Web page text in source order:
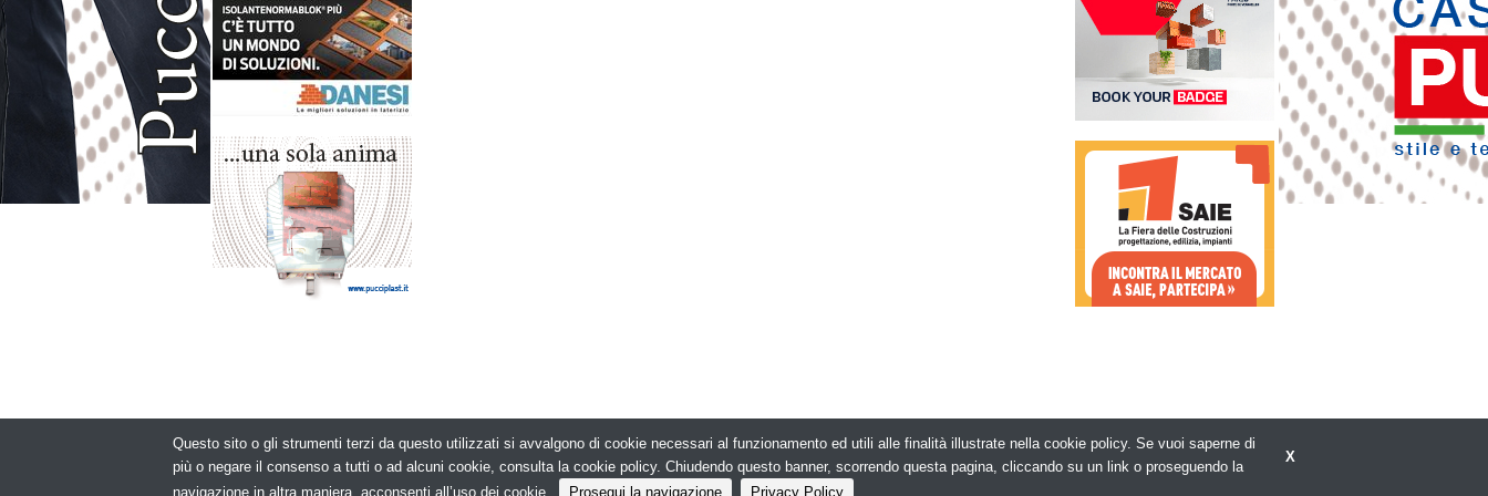
© Copyright 2026. Edilizia in Rete - N.ro Iscrizione ROC 5836 -Privacy policy X
Questo sito o gli strumenti terzi da questo utilizzati si avvalgono di cookie necessari al funzionamento ed utili alle finalità illustrate nella cookie policy. Se vuoi saperne di
più o negare il consenso a tutti o ad alcuni cookie, consulta la cookie policy. Chiudendo questo banner, scorrendo questa pagina, cliccando su un link o proseguendo la
navigazione in altra maniera, acconsenti all’uso dei cookie.
Prosegui la navigazione Privacy Policy